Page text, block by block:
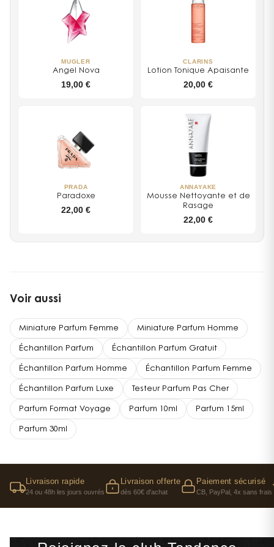
MUGLER
Angel Nova
19,00 €
CLARINS
Lotion Tonique Apaisante
20,00 €
PRADA
Paradoxe
22,00 €
ANNAYAKE
Mousse Nettoyante et de
Rasage
22,00 €
Voir aussi
Miniature Parfum Femme Miniature Parfum Homme
Échantillon Parfum Échantillon Parfum Gratuit
Échantillon Parfum Homme Échantillon Parfum Femme
Échantillon Parfum Luxe Testeur Parfum Pas Cher
Parfum Format Voyage Parfum 10ml Parfum 15ml
Parfum 30ml
Livraison rapide
24 ou 48h les jours ouvrés
Livraison offerte
dès 60€ d'achat
Paiement sécurisé
CB, PayPal, 4x sans frais